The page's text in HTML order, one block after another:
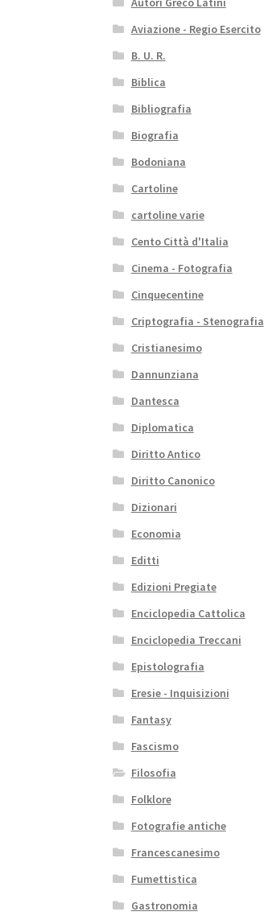
Aviazione - Regio Esercito
B. U. R.
Biblica
Bibliografia
Biografia
Bodoniana
Cartoline
cartoline varie
Cento Città d'Italia
Cinema - Fotografia
Cinquecentine
Criptografia - Stenografia
Cristianesimo
Dannunziana
Dantesca
Diplomatica
Diritto Antico
Diritto Canonico
Dizionari
Economia
Editti
Edizioni Pregiate
Enciclopedia Cattolica
Enciclopedia Treccani
Epistolografia
Eresie - Inquisizioni
Fantasy
Fascismo
Filosofia
Folklore
Fotografie antiche
Francescanesimo
Fumettistica
Gastronomia